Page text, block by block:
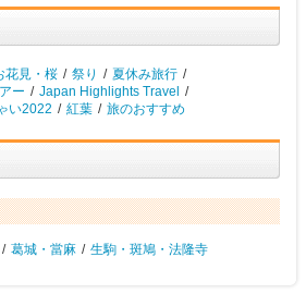
花見・桜 / 祭り / 夏休み旅行 /
ー / Japan Highlights Travel
/
い2022 / 紅葉 / 旅のおすすめ
/ 葛城・當麻 / 生駒・斑鳩・法隆寺